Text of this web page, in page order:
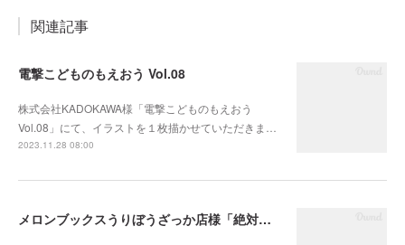
関連記事
電撃こどものもえおう Vol.08
株式会社KADOKAWA様「電撃こどものもえおう
Vol.08」にて、イラストを１枚描かせていただきま…
2023.11.28 08:00
メロンブックスうりぼうざっか店様「絶対L宣言っ!!おーたむ☆」